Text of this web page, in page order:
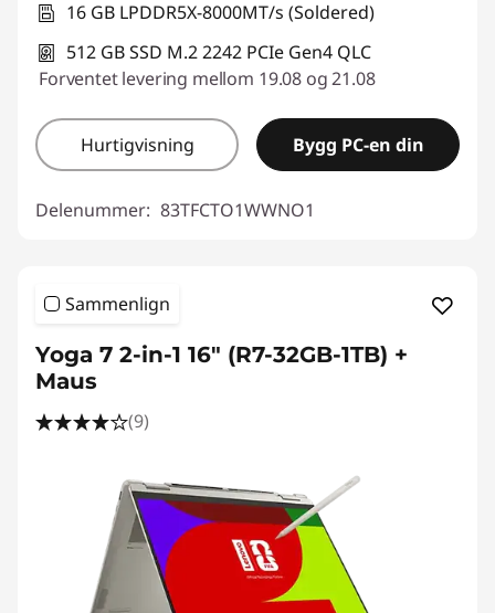
16 GB LPDDR5X-8000MT/s (Soldered)
512 GB SSD M.2 2242 PCIe Gen4 QLC
Forventet levering mellom 19.08 og 21.08
Hurtigvisning Bygg PC-en din
Delenummer: 83TFCTO1WWNO1
Sammenlign
Yoga 7 2-in-1 16" (R7-32GB-1TB) +
Maus
(9)